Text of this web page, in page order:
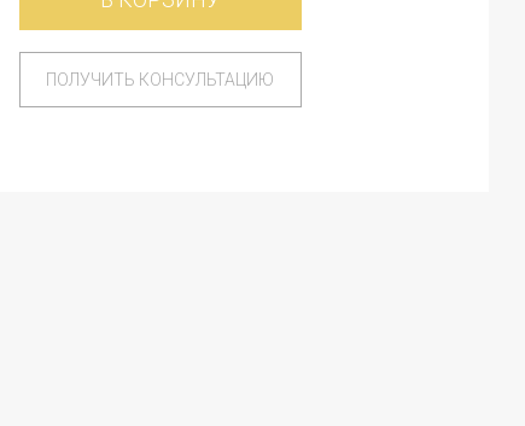
ПОЛУЧИТЬ КОНСУЛЬТАЦИЮ